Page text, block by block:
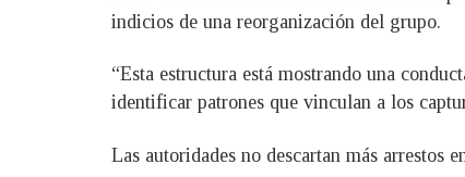
indicios de una reorganización del grupo.
“Esta estructura está mostrando una
identificar patrones que vinculan a los
Las autoridades no descartan más arrestos